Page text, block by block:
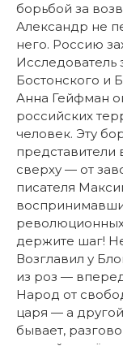
борьбой за
Александр не
него. Россию
Исследователь
Бостонского и
Анна Гейфман
российских
человек. Эту
представители
сверху — от
писателя
держите шаг!
Возглавил у
из роз —
Народ от
царя — а
бывает,